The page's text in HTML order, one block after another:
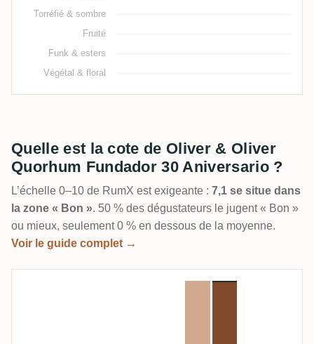
Torréfié & sombre
Fruité
Funk & esters
Végétal & floral
Quelle est la cote de Oliver & Oliver
Quorhum Fundador 30 Aniversario ?
L’échelle 0–10 de RumX est exigeante : 7,1 se situe dans
la zone « Bon ». 50 % des dégustateurs le jugent « Bon »
ou mieux, seulement 0 % en dessous de la moyenne.
Voir le guide complet →